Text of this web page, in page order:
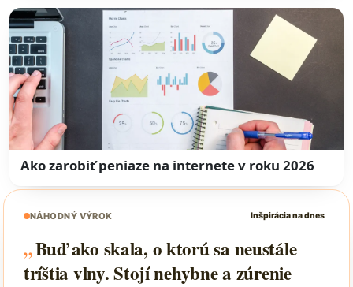
Ako zarobiť peniaze na internete v roku 2026